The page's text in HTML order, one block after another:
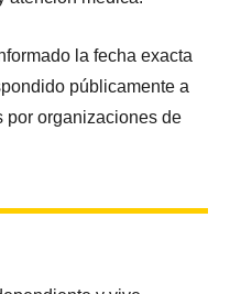
la fecha exacta
públicamente a
por organizaciones de